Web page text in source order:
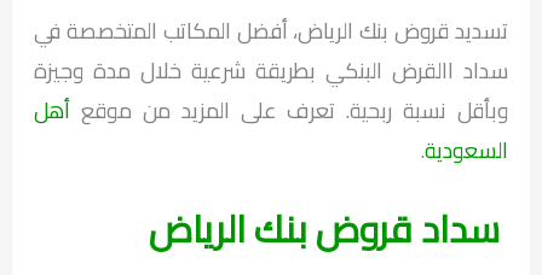
تسديد قروض بنك الرياض، أفضل المكاتب المتخصصة في
سداد االقرض البنكي بطريقة شرعية خلال مدة وجيزة
وبأقل نسبة ربحية. تعرف على المزيد من موقع أهل
السعودية.
سداد قروض بنك الرياض